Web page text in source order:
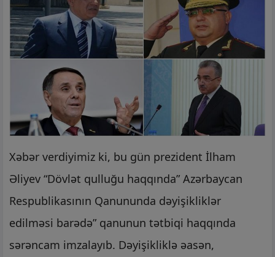
Xəbər verdiyimiz ki, bu gün prezident İlham
Əliyev “Dövlət qulluğu haqqında” Azərbaycan
Respublikasının Qanununda dəyişikliklər
edilməsi barədə” qanunun tətbiqi haqqında
sərəncam imzalayıb. Dəyişikliklə əasən,